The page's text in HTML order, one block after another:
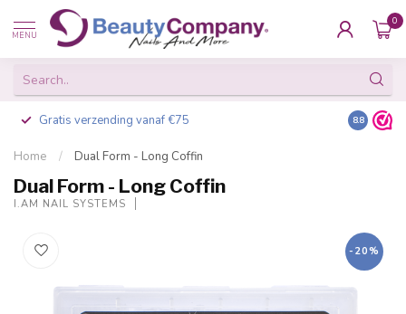
MENU
0
Gratis verzending vanaf €75 Besteld
8.8
Home / Dual Form - Long Coffin
Dual Form - Long Coffin
I.AM NAIL SYSTEMS
-20%